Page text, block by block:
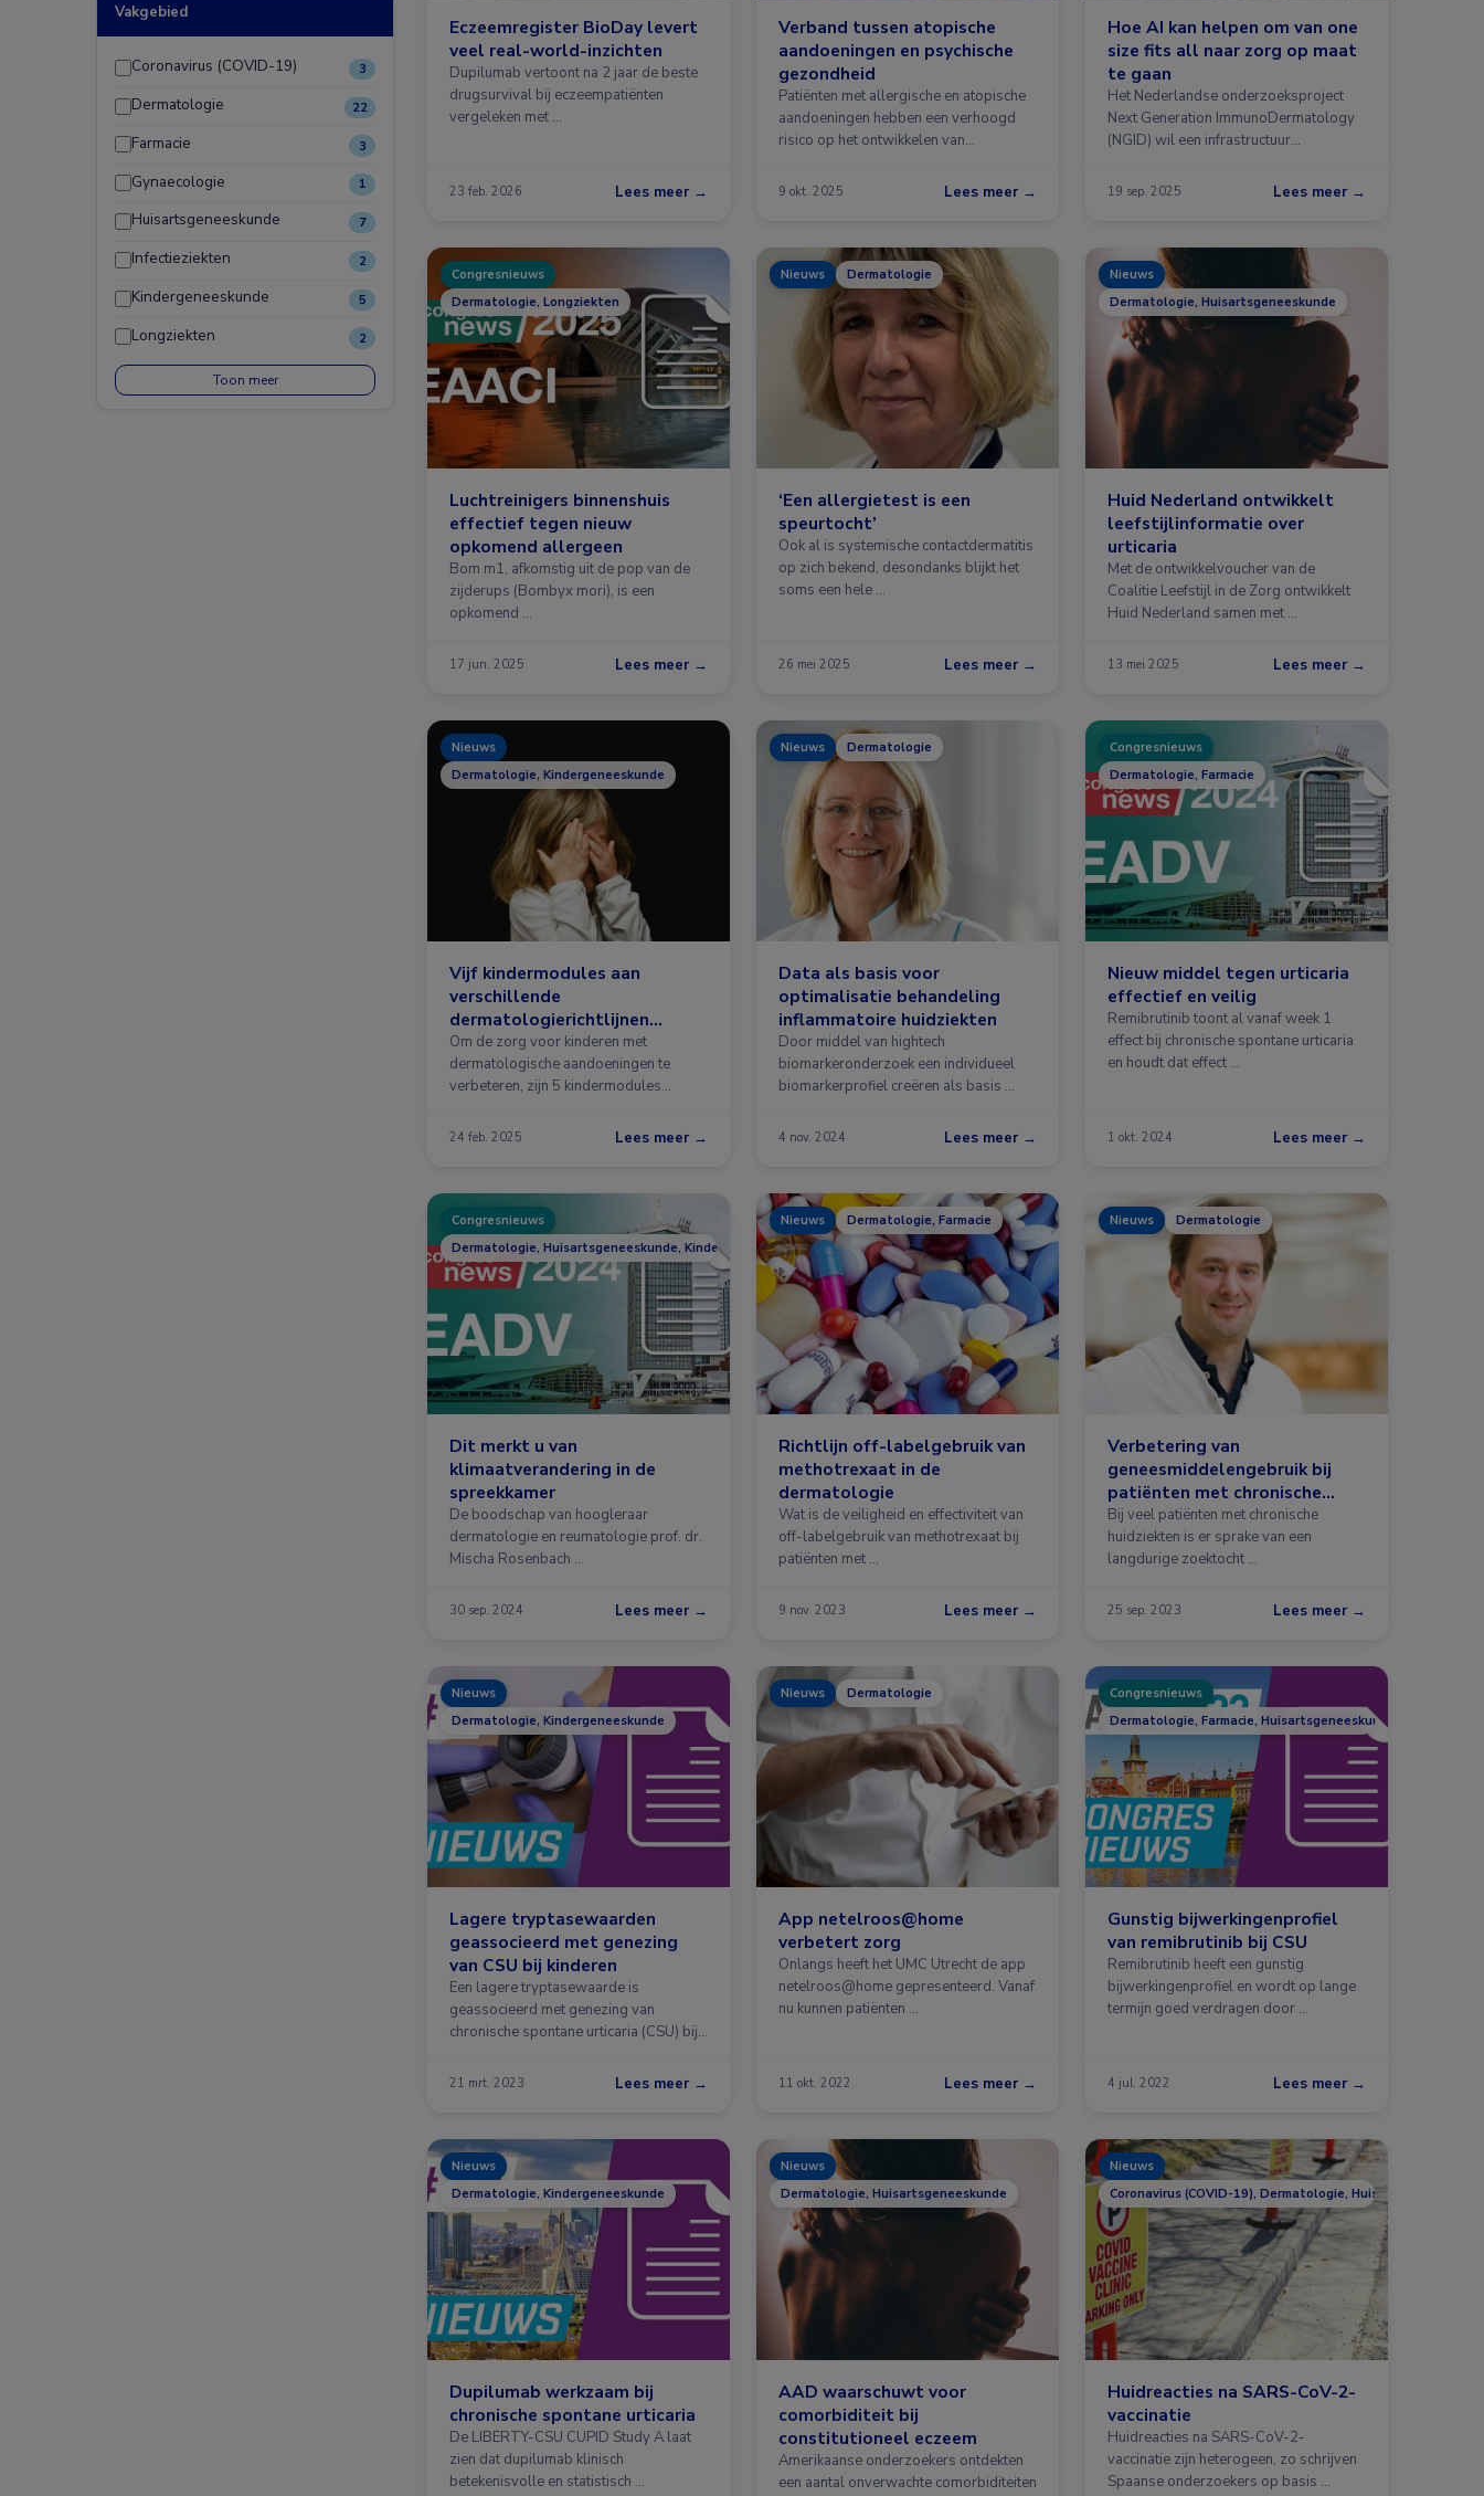
Vakgebied
Coronavirus (COVID-19) 3
Dermatologie 22
Farmacie 3
Gynaecologie 1
Huisartsgeneeskunde 7
Infectieziekten 2
Kindergeneeskunde 5
Longziekten 2
Toon meer
Eczeemregister BioDay levert
veel real-world-inzichten
Dupilumab vertoont na 2 jaar de beste
drugsurvival bij eczeempatiënten
vergeleken met …
23 feb. 2026 Lees meer →
Verband tussen atopische
aandoeningen en psychische
gezondheid
Patiënten met allergische en atopische
aandoeningen hebben een verhoogd
risico op het ontwikkelen van
9 okt. 2025 Lees meer →
Hoe AI kan helpen om van one
size fits all naar zorg op maat
te gaan
Het Nederlandse onderzoeksproject
Next Generation ImmunoDermatology
(NGID) wil een infrastructuur
19 sep. 2025 Lees meer →
Congresnieuws
Dermatologie, Longziekten
Luchtreinigers binnenshuis
effectief tegen nieuw
opkomend allergeen
Bom m1, afkomstig uit de pop van de
zijderups (Bombyx mori), is een
opkomend …
17 jun. 2025 Lees meer →
Nieuws Dermatologie
‘Een allergietest is een
speurtocht’
Ook al is systemische contactdermatitis
op zich bekend, desondanks blijkt het
soms een hele …
26 mei 2025 Lees meer →
Nieuws
Dermatologie, Huisartsgeneeskunde
Huid Nederland ontwikkelt
leefstijlinformatie over
urticaria
Met de ontwikkelvoucher van de
Coalitie Leefstijl in de Zorg ontwikkelt
Huid Nederland samen met …
13 mei 2025 Lees meer →
Nieuws
Dermatologie, Kindergeneeskunde
Vijf kindermodules aan
verschillende
dermatologierichtlijnen
toegevoegd
Om de zorg voor kinderen met
dermatologische aandoeningen te
verbeteren, zijn 5 kindermodules
24 feb. 2025 Lees meer →
Nieuws Dermatologie
Data als basis voor
optimalisatie behandeling
inflammatoire huidziekten
Door middel van hightech
biomarkeronderzoek een individueel
biomarkerprofiel creëren als basis …
4 nov. 2024 Lees meer →
Congresnieuws
Dermatologie, Farmacie
Nieuw middel tegen urticaria
effectief en veilig
Remibrutinib toont al vanaf week 1
effect bij chronische spontane urticaria
en houdt dat effect …
1 okt. 2024 Lees meer →
Congresnieuws
Dermatologie, Huisartsgeneeskunde, Kindergeneeskunde
Dit merkt u van
klimaatverandering in de
spreekkamer
De boodschap van hoogleraar
dermatologie en reumatologie prof. dr.
Mischa Rosenbach …
30 sep. 2024 Lees meer →
Nieuws Dermatologie, Farmacie
Richtlijn off-labelgebruik van
methotrexaat in de
dermatologie
Wat is de veiligheid en effectiviteit van
off-labelgebruik van methotrexaat bij
patiënten met …
9 nov. 2023 Lees meer →
Nieuws Dermatologie
Verbetering van
geneesmiddelengebruik bij
patiënten met chronische
huidziekten
Bij veel patiënten met chronische
huidziekten is er sprake van een
langdurige zoektocht …
25 sep. 2023 Lees meer →
Nieuws
Dermatologie, Kindergeneeskunde
Lagere tryptasewaarden
geassocieerd met genezing
van CSU bij kinderen
Een lagere tryptasewaarde is
geassocieerd met genezing van
chronische spontane urticaria (CSU) bij
21 mrt. 2023 Lees meer →
Nieuws Dermatologie
App netelroos@home
verbetert zorg
Onlangs heeft het UMC Utrecht de app
netelroos@home gepresenteerd. Vanaf
nu kunnen patiënten …
11 okt. 2022 Lees meer →
Congresnieuws
Dermatologie, Farmacie, Huisartsgeneeskunde, Longziekten
Gunstig bijwerkingenprofiel
van remibrutinib bij CSU
Remibrutinib heeft een gunstig
bijwerkingenprofiel en wordt op lange
termijn goed verdragen door …
4 jul. 2022 Lees meer →
Nieuws
Dermatologie, Kindergeneeskunde
Dupilumab werkzaam bij
chronische spontane urticaria
De LIBERTY-CSU CUPID Study A laat
zien dat dupilumab klinisch
betekenisvolle en statistisch …
Nieuws
Dermatologie, Huisartsgeneeskunde
AAD waarschuwt voor
comorbiditeit bij
constitutioneel eczeem
Amerikaanse onderzoekers ontdekten
een aantal onverwachte comorbiditeiten
Nieuws
Coronavirus (COVID-19), Dermatologie,
Huidreacties na SARS-CoV-2-
vaccinatie
Huidreacties na SARS-CoV-2-
vaccinatie zijn heterogeen, zo schrijven
Spaanse onderzoekers op basis …